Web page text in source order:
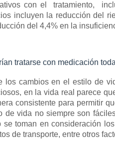
con eltratamiento,
incluyen la reducción del
del 4,4% en la
tratarse con medicación
los cambios en el estilo de
en la vida real parece
consistente para permitir
de vida no siempre son
se toman en consideración
de transporte, entre otros